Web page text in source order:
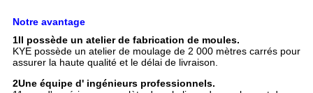
Notre avantage
1Il possède un atelier de fabrication de moules.
KYE possède un atelier de moulage de 2 000 mètres carrés pour
assurer la haute qualité et le délai de livraison.
2Une équipe d' ingénieurs professionnels.